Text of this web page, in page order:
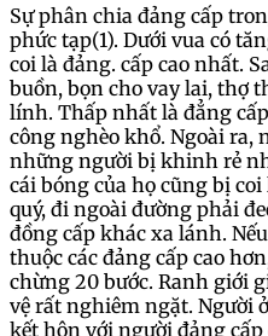
Sự phân chia đảng cấp
phức tạp(1). Dưới vua có
coi là đảng. cấp cao nhất.
buồn, bọn cho vay lai, thợ
lính. Thấp nhất là đẳng
công nghèo khổ. Ngoài ra,
những người bị khinh rẻ
cái bóng của họ cũng bị
quý, đi ngoài đường phải
đồng cấp khác xa lánh.
thuộc các đảng cấp cao
chừng 20 bước. Ranh giới
vệ rất nghiêm ngặt. Người
kết hôn với người đảng